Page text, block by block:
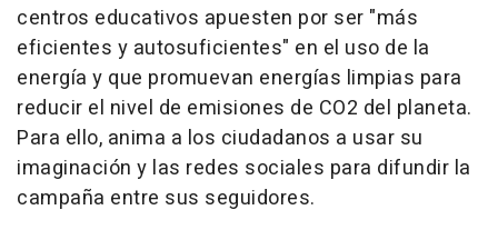
centros educativos apuesten por ser "más
eficientes y autosuficientes" en el uso de la
energía y que promuevan energías limpias para
reducir el nivel de emisiones de CO2 del planeta.
Para ello, anima a los ciudadanos a usar su
imaginación y las redes sociales para difundir la
campaña entre sus seguidores.